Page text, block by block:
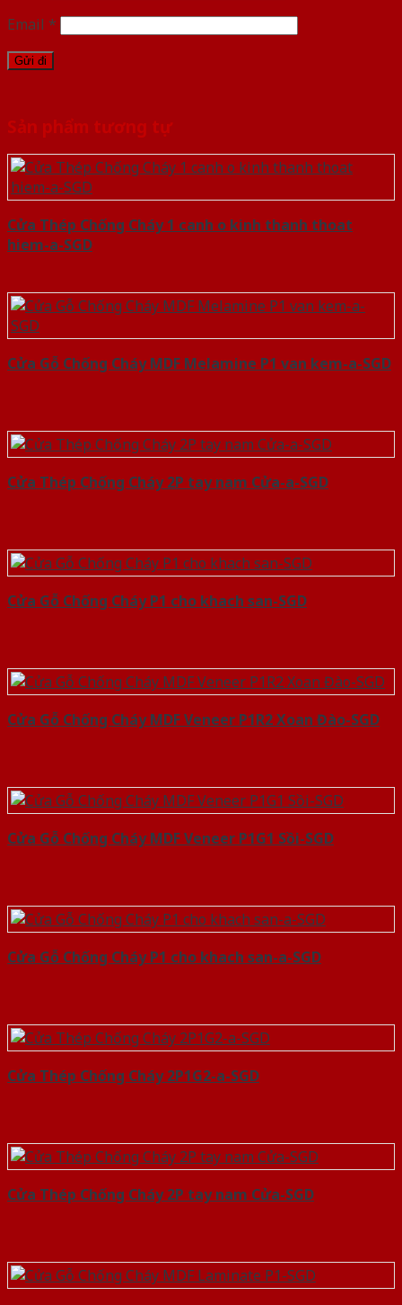
Email *
Sản phẩm tương tự
Cửa Thép Chống Cháy 1 canh o kinh thanh thoat
hiem-a-SGD
Cửa Gỗ Chống Cháy MDF Melamine P1 van kem-a-SGD
Cửa Thép Chống Cháy 2P tay nam Cửa-a-SGD
Cửa Gỗ Chống Cháy P1 cho khach san-SGD
Cửa Gỗ Chống Cháy MDF Veneer P1R2 Xoan Đào-SGD
Cửa Gỗ Chống Cháy MDF Veneer P1G1 Sồi-SGD
Cửa Gỗ Chống Cháy P1 cho khach san-a-SGD
Cửa Thép Chống Cháy 2P1G2-a-SGD
Cửa Thép Chống Cháy 2P tay nam Cửa-SGD